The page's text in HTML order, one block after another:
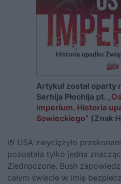
Artykuł został oparty
Serhija Płochija pt. „
imperium. Historia
Sowieckiego” (Znak
W USA zwyciężyło
pozostała tylko jedna
Zjednoczone. Bush
całym świecie w imię